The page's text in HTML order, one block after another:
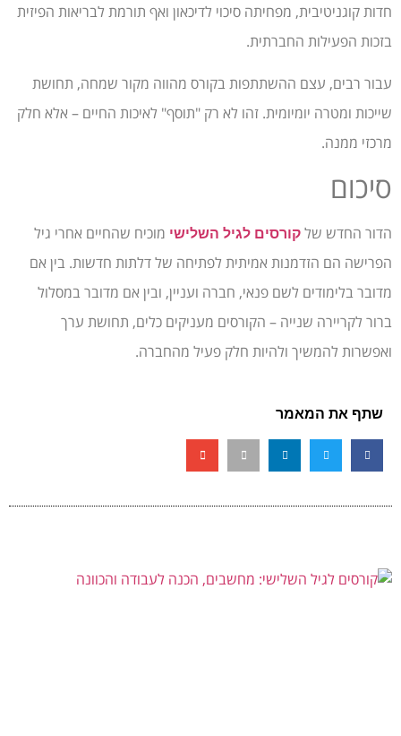
חדות קוגניטיבית, מפחיתה סיכוי לדיכאון ואף תורמת לבריאות הפיזית
בזכות הפעילות החברתית.
עבור רבים, עצם ההשתתפות בקורס מהווה מקור שמחה, תחושת
שייכות ומטרה יומיומית. זהו לא רק "תוסף" לאיכות החיים – אלא חלק
מרכזי ממנה.
סיכום
הדור החדש של קורסים לגיל השלישי מוכיח שהחיים אחרי גיל
הפרישה הם הזדמנות אמיתית לפתיחה של דלתות חדשות. בין אם
מדובר בלימודים לשם פנאי, חברה ועניין, ובין אם מדובר במסלול
ברור לקריירה שנייה – הקורסים מעניקים כלים, תחושת ערך
ואפשרות להמשיך ולהיות חלק פעיל מהחברה.
שתף את המאמר